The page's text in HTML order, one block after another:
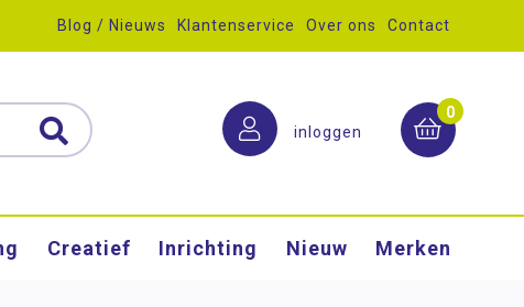
Blog / Nieuws Klantenservice Over ons Contact
inloggen
0
Creatief Inrichting Nieuw Merken